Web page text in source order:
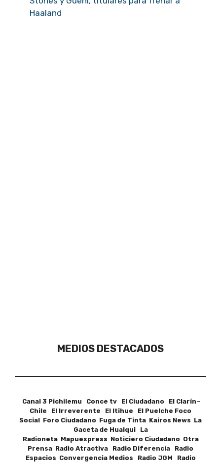
Haaland
MEDIOS DESTACADOS
Canal 3 Pichilemu Conce tv El Ciudadano El Clarín–
Chile El Irreverente El Itihue El Puelche Foco
Social Foro Ciudadano Fuga de Tinta Kairos News La
Gaceta de Hualqui La
Radioneta Mapuexpress Noticiero Ciudadano Otra
Prensa Radio Atractiva Radio Diferencia Radio
Espacios Convergencia Medios Radio JGM Radio